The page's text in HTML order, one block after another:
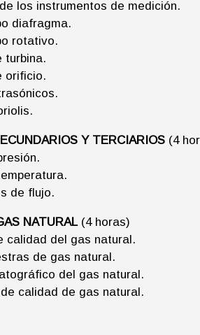
los instrumentos de medición.
diafragma.
rotativo.
turbina.
orificio.
Y TERCIARIOS (4
de flujo.
NATURAL(4 horas)
calidad del gas natural.
de gas natural.
del gas natural.
calidad de gas natural.